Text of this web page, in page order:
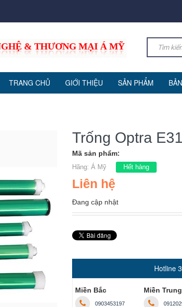
TRANG CHỦ GIỚI THIỆU SẢN PHẨM
Trống Optra
Mã sản phẩm:
Hãng: Á Mỹ Hết hàng
Liên hệ
Đang cập nhật
Hotline
Miền Bắc
0903453197
Miền Trung